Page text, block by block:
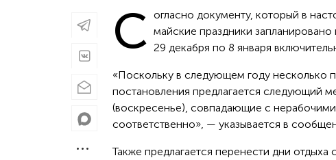
С огласно документу, который в
майские праздники
29 декабря по 8 января
«Поскольку в следующем году несколько
постановления предлагается следующий
(воскресенье), совпадающие с
соответственно», — указывается в
Также предлагается перенести дни